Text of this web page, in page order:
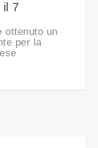
il 7
ottenuto un
per la